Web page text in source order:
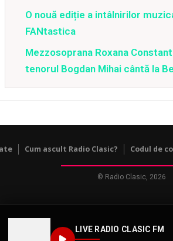
LIVE RADIO CLASIC FM
O nouă ediție a intâlnirilor
FANtastica
Mezzosoprana Roxana
tenorul Bogdan Mihai cântă la
Cum ascult Radio Clasic? Codul de
© Radio Clasic, 2026